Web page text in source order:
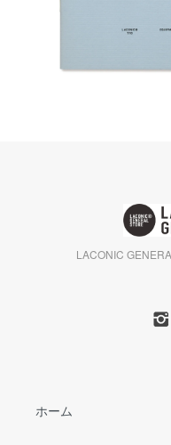
LACONIC
ホーム